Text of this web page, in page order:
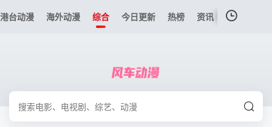
港台动漫 海外动漫 综合 今日更新 热榜 资讯